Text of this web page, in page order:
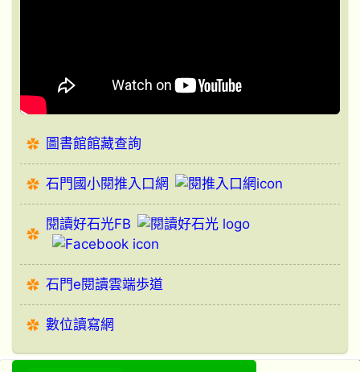
圖書館館藏查詢
石門國小閱推入口網
閱讀好石光FB
石門e閱讀雲端歩道
數位讀寫網